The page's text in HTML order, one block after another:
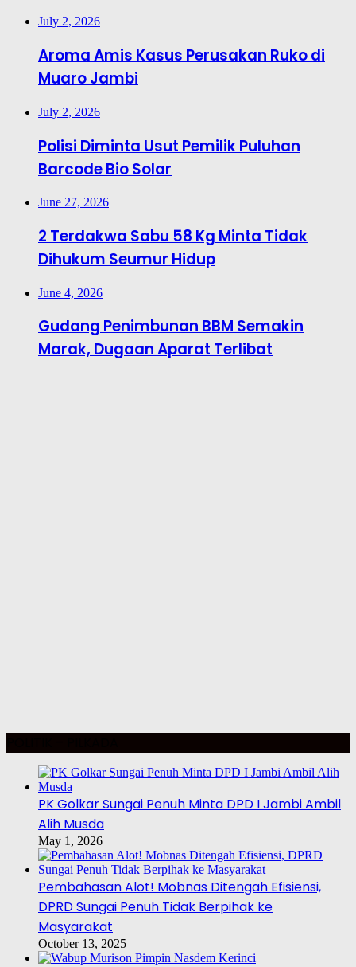
July 2, 2026
Aroma Amis Kasus Perusakan Ruko di
Muaro Jambi
July 2, 2026
Polisi Diminta Usut Pemilik Puluhan
Barcode Bio Solar
June 27, 2026
2 Terdakwa Sabu 58 Kg Minta Tidak
Dihukum Seumur Hidup
June 4, 2026
Gudang Penimbunan BBM Semakin
Marak, Dugaan Aparat Terlibat
PK Golkar Sungai Penuh Minta DPD I Jambi Ambil
Alih Musda
May 1, 2026
Pembahasan Alot! Mobnas Ditengah Efisiensi,
DPRD Sungai Penuh Tidak Berpihak ke
Masyarakat
October 13, 2025